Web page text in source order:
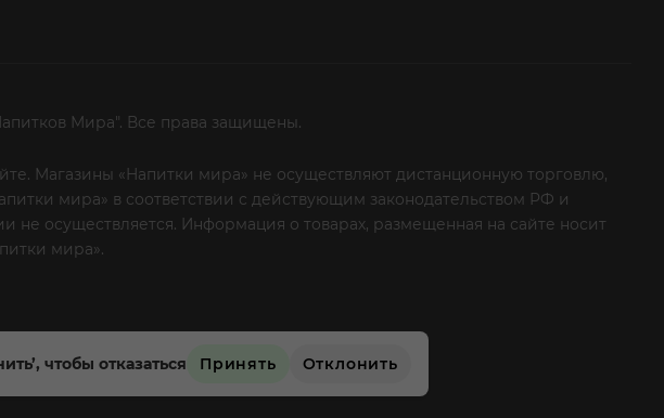
чтобы отказаться Принять Отклонить
Мира". Все права защищены.
Магазины «Напитки мира» не осуществляют дистанционную торговлю,
мира» в соответствии с действующим законодательством РФ и
не осуществляется. Информация о товарах, размещенная на сайте носит
мира».